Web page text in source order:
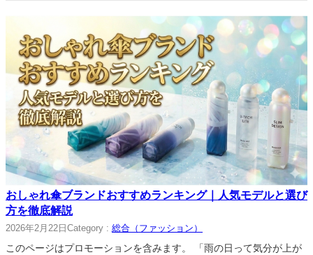
おしゃれ傘ブランドおすすめランキング｜人気モデルと選び
方を徹底解説
2026年2月22日 Category : 総合（ファッション）
このページはプロモーションを含みます。 「雨の日って気分が上が